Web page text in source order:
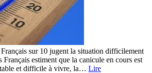
sur 10 jugent la situation difficilement
Français estiment que la canicule en cours est
et difficile à vivre, la… Lire